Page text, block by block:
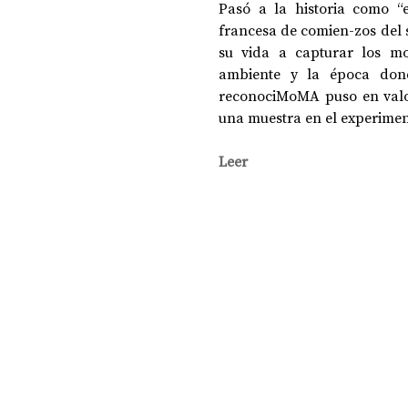
DOSSIER NOCHE DE LAS IDEAS
Pasó a la historia como
francesa de comien-zos del
su vida a capturar los
ambiente y la época
reconociMoMA puso en
una muestra en el
Leer